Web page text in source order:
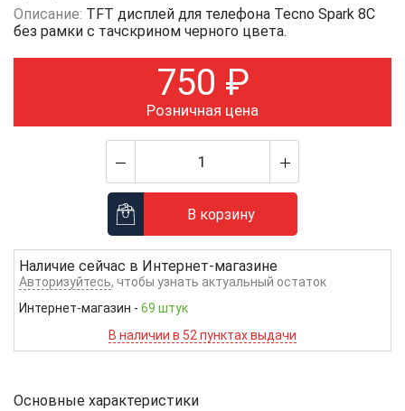
Описание: TFT дисплей для телефона Tecno Spark 8C
без рамки с тачскрином черного цвета.
750 ₽
Розничная цена
В корзину
Наличие сейчас в Интернет-магазине
Авторизуйтесь, чтобы узнать актуальный остаток
Интернет-магазин - 69 штук
В наличии в 52 пунктах выдачи
Основные характеристики